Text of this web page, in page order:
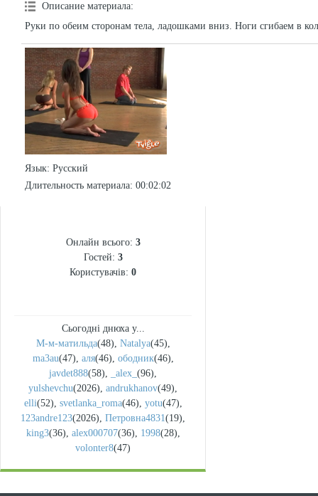
Описание материала:
Руки по обеим сторонам тела, ладошками вниз. Ноги сгибаем в
Язык: Русский
Длительность материала: 00:02:02
Онлайн всього: 3
Гостей: 3
Користувачів: 0
Сьогодні днюха у...
М-м-матильда(48), Natalya(45),
ma3au(47), аля(46), ободник(46),
javdet888(58), _alex_ (96),
yulshevchu(2026), andrukhanov(49),
elli(52), svetlanka_roma(46), yotu(47),
123andre123(2026), Петровна4831(19),
king3(36), alex000707(36), 1998(28),
volonter8(47)